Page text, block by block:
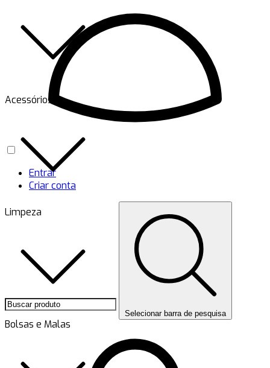
Acessórios
Limpeza
Bolsas e Malas
Entrar
Criar conta
Selecionar barra de pesquisa